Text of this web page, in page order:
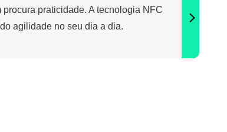
praticidade. A tecnologia NFC
agilidade no seu dia a dia.